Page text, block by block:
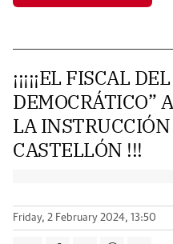
¡¡¡¡¡EL FISCAL
DEMOCRÁTICO”
LA
CASTELLÓN !!!
Friday, 2 February 2024, 13:50